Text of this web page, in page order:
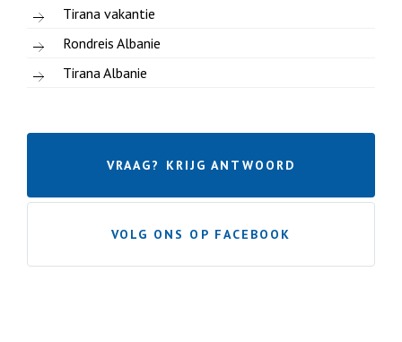
Tirana vakantie
Rondreis Albanie
Tirana Albanie
VRAAG? KRIJG ANTWOORD
VOLG ONS OP FACEBOOK